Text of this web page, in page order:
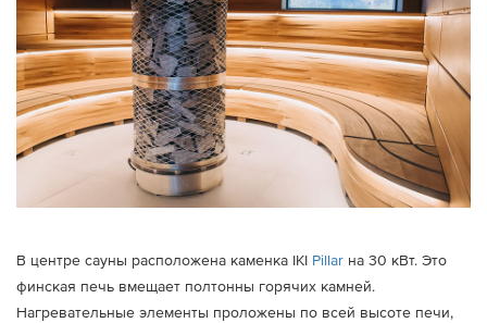
В центре сауны расположена каменка IKI Pillar на 30 кВт. Это
финская печь вмещает полтонны горячих камней.
Нагревательные элементы проложены по всей высоте печи,